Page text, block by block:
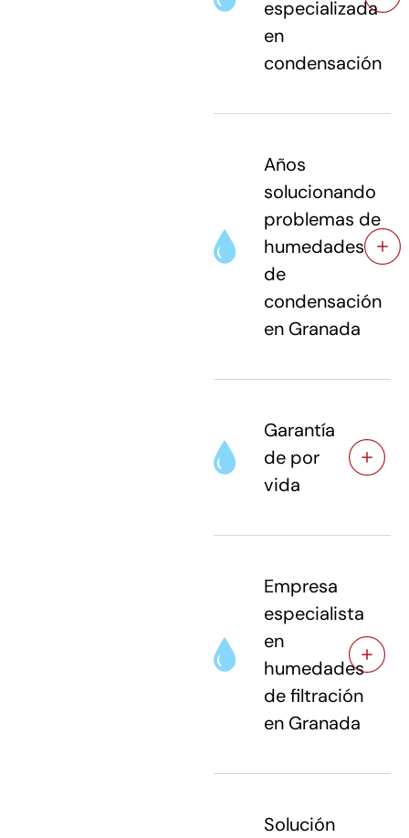
especializada
en
condensación
Años
solucionando
problemas de
humedades
de
condensación
en Granada
Garantía
de por
vida
Empresa
especialista
en
humedades
de filtración
en Granada
Solución